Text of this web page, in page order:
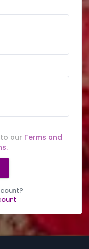
our Terms and